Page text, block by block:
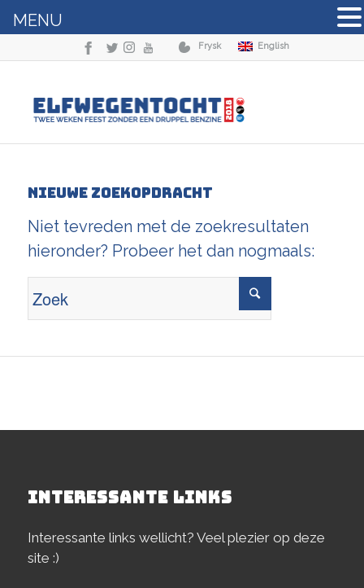
Frysk English
Nieuwe zoekopdracht
Niet tevreden met de zoekresultaten
hieronder? Probeer het dan nogmaals:
INTERESSANTE LINKS
Interessante links wellicht? Veel plezier op deze
site :)
MENU